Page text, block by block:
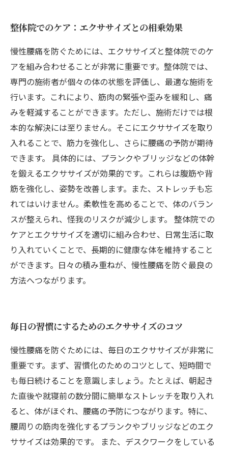
整体院でのケア：エクササイズとの相乗効果
慢性腰痛を防ぐためには、エクササイズと整体院でのケ
アを組み合わせることが非常に重要です。整体院では、
専門の施術者が個々の体の状態を評価し、最適な施術を
行います。これにより、筋肉の緊張や歪みを緩和し、痛
みを軽減することができます。ただし、施術だけでは根
本的な解決には至りません。そこにエクササイズを取り
入れることで、筋力を強化し、さらに腰痛の予防が期待
できます。 具体的には、プランクやブリッジなどの体幹
を鍛えるエクササイズが効果的です。これらは腹筋や背
筋を強化し、姿勢を改善します。また、ストレッチも忘
れてはいけません。柔軟性を高めることで、体のバラン
スが整えられ、怪我のリスクが減少します。 整体院での
ケアとエクササイズを適切に組み合わせ、日常生活に取
り入れていくことで、長期的に健康な体を維持すること
ができます。日々の積み重ねが、慢性腰痛を防ぐ最良の
方法へつながります。
毎日の習慣にするためのエクササイズのコツ
慢性腰痛を防ぐためには、毎日のエクササイズが非常に
重要です。まず、習慣化のためのコツとして、短時間で
も毎日続けることを意識しましょう。たとえば、朝起き
た直後や就寝前の数分間に簡単なストレッチを取り入れ
ると、体がほぐれ、腰痛の予防につながります。特に、
腰周りの筋肉を強化するプランクやブリッジなどのエク
ササイズは効果的です。 また、デスクワークをしている